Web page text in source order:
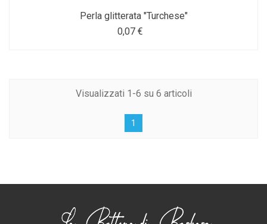
Perla glitterata "Turchese"
0,07 €
Visualizzati 1-6 su 6 articoli
1